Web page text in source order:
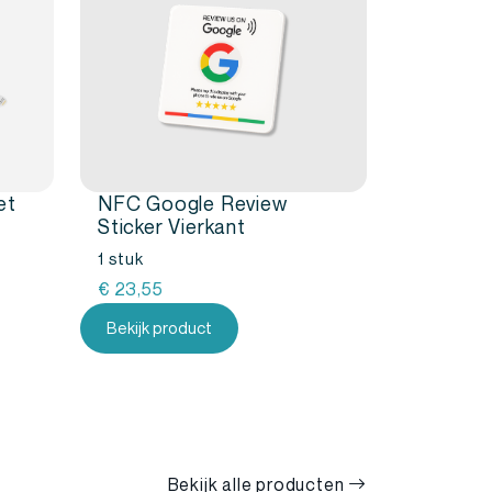
NFC Google Review
Sticker Vierkant
1 stuk
€ 23,55
Bekijk product
Bekijk alle producten